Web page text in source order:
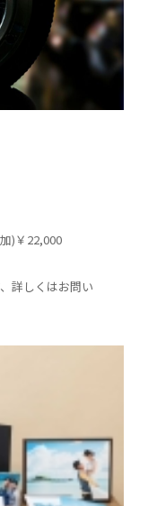
)￥22,000
詳しくはお問い